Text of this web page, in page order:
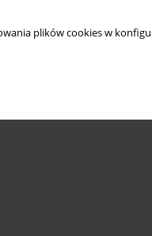
plików cookies w